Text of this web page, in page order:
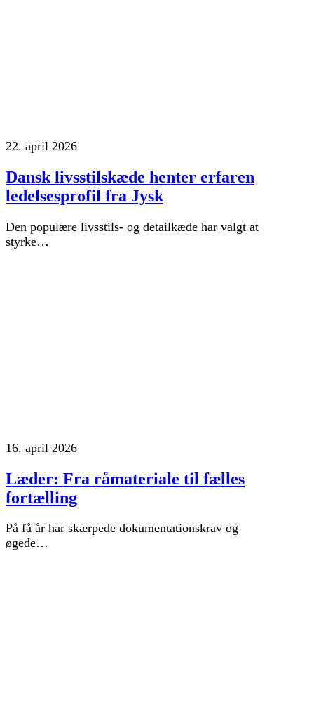
22. april 2026
Dansk livsstilskæde henter erfaren
ledelsesprofil fra Jysk
Den populære livsstils- og detailkæde har valgt at
styrke…
16. april 2026
Læder: Fra råmateriale til fælles
fortælling
På få år har skærpede dokumentationskrav og
øgede…